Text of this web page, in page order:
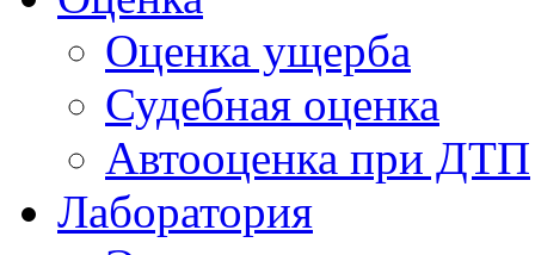
Оценка ущерба
Судебная оценка
Автооценка при ДТП
Лаборатория